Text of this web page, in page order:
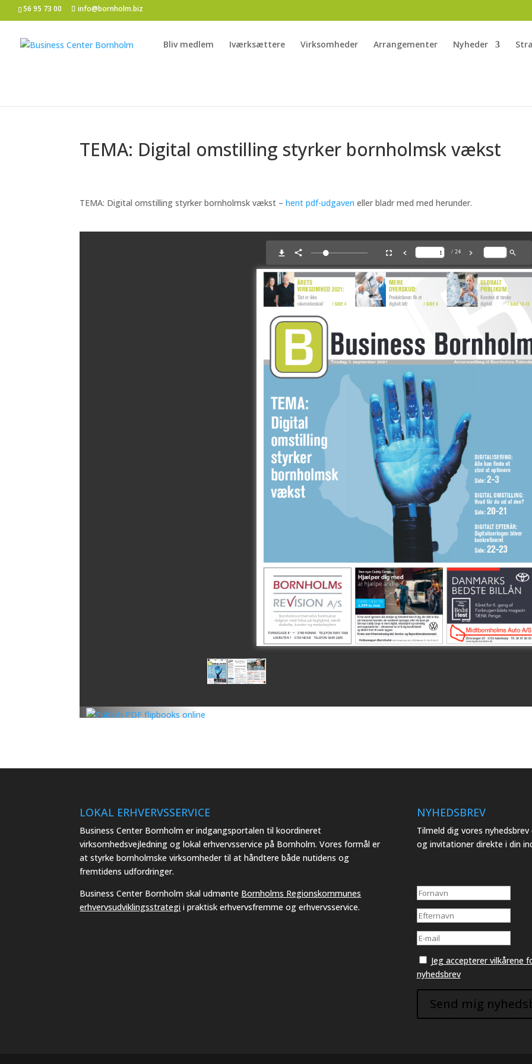
56 95 73 00 info@bornholm.biz
Bliv medlem Iværksættere Virksomheder Arrangementer Nyheder
TEMA: Digital omstilling styrker bornholmsk vækst
TEMA: Digital omstilling styrker bornholmsk vækst –hent pdf-udgaven eller bladr med med herunder.
LOKAL ERHVERVSSERVICE
Business Center Bornholm er indgangsportalen til koordineret
virksomhedsvejledning og lokal erhvervsservice på Bornholm. Vores formål er
at styrke bornholmske virksomheder til at håndtere både nutidens og
fremtidens udfordringer.
Business Center Bornholm skal udmønte Bornholms Regionskommunes
erhvervsudviklingsstrategi i praktisk erhvervsfremme og erhvervsservice.
NYHEDSBREV
Tilmeld dig vores
og invitationer direkte i din
Jeg accepterer vilkårene
nyhedsbrev